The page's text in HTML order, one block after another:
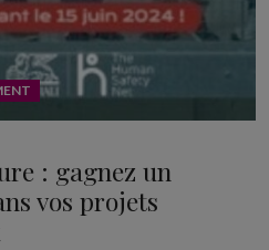
: gagnez un
vos projets